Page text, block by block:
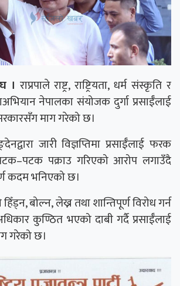
। राप्रपाले राष्ट्र, राष्ट्रियता, धर्म संस्कृति र
नेपालका संयोजक दुर्गा प्रसाईँलाई
माग गरेको छ।
जारी विज्ञप्तिमा प्रसाईँलाई फरक
पक्राउ गरिएको आरोप लगाउँदै
कदम भनिएको छ।
बोल्न, लेख्न तथा शान्तिपूर्ण विरोध गर्न
कुण्ठित भएको दाबी गर्दै प्रसाईँलाई
गरेको छ।